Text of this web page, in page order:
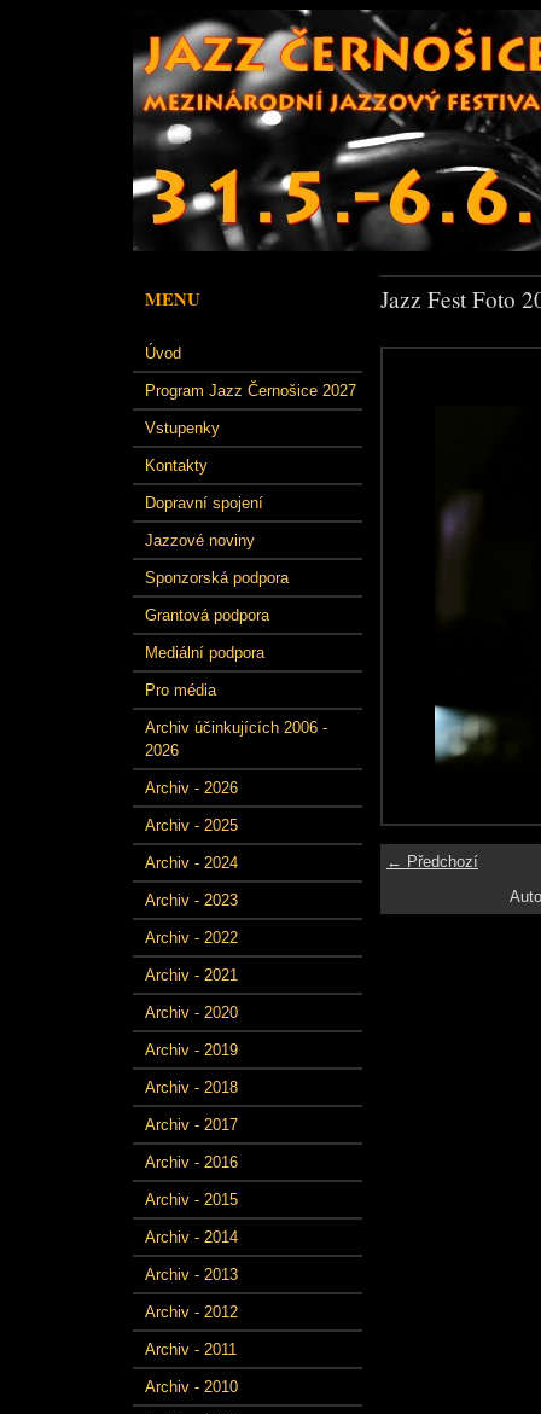
MENU
Úvod
Program Jazz Černošice 2027
Vstupenky
Kontakty
Dopravní spojení
Jazzové noviny
Sponzorská podpora
Grantová podpora
Mediální podpora
Pro média
Archiv účinkujících 2006 -
2026
Archiv - 2026
Archiv - 2025
Archiv - 2024
Archiv - 2023
Archiv - 2022
Archiv - 2021
Archiv - 2020
Archiv - 2019
Archiv - 2018
Archiv - 2017
Archiv - 2016
Archiv - 2015
Archiv - 2014
Archiv - 2013
Archiv - 2012
Archiv - 2011
Archiv - 2010
Jazz Fest Foto
← Předchozí